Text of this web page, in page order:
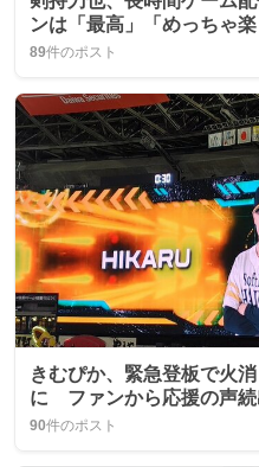
ンは「最高」「めっちゃ
89件のポスト
きむぴか、緊急登板で火
に ファンから応援の声続
90件のポスト